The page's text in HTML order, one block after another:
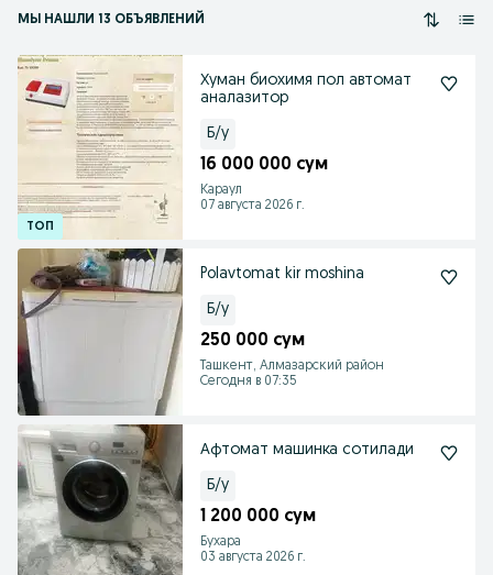
МЫ НАШЛИ 13 ОБЪЯВЛЕНИЙ
Хуман биохимя пол автомат
аналазитор
Б/у
16 000 000 сум
Караул
07 августа 2026 г.
Polavtomat kir moshina
Б/у
250 000 сум
Ташкент, Алмазарский район
Сегодня в 07:35
Афтомат машинка сотилади
Б/у
1 200 000 сум
Бухара
03 августа 2026 г.